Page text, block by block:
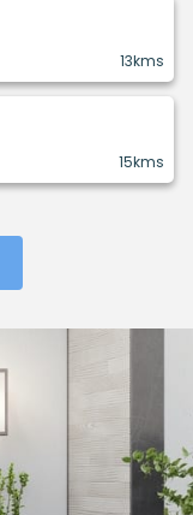
13kms
15kms